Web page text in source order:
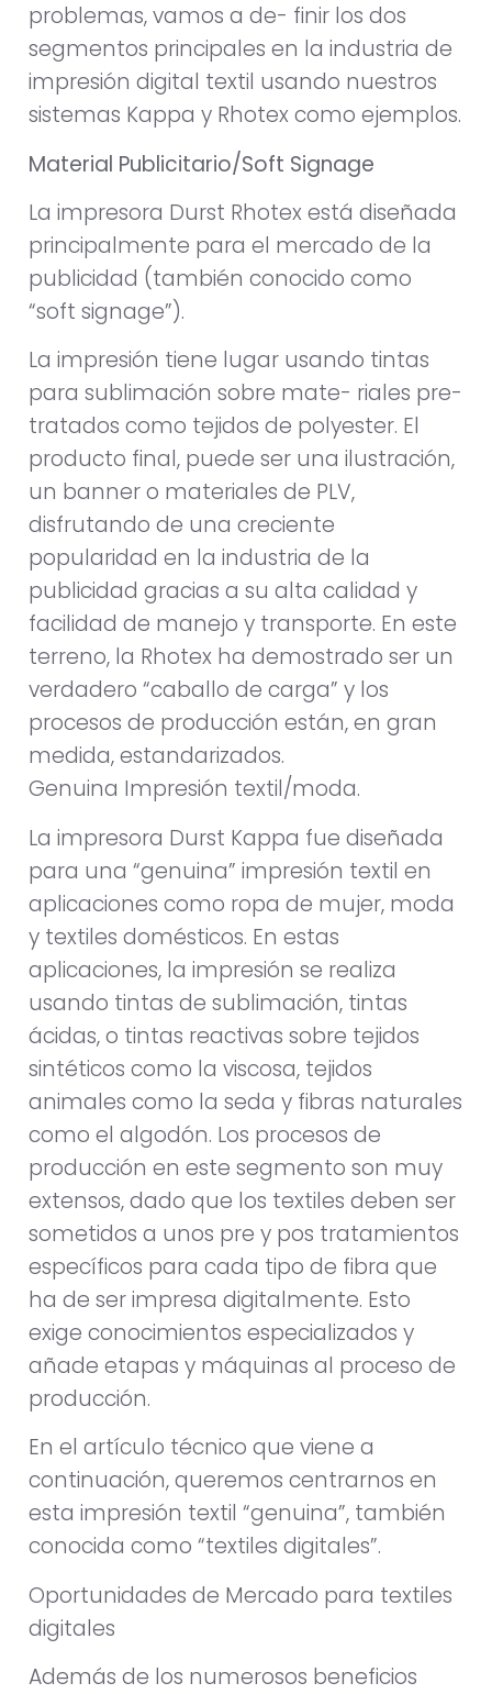
problemas, vamos a de- finir los dos
segmentos principales en la industria de
impresión digital textil usando nuestros
sistemas Kappa y Rhotex como ejemplos.
Material Publicitario/Soft Signage
La impresora Durst Rhotex está diseñada
principalmente para el mercado de la
publicidad (también conocido como
“soft signage”).
La impresión tiene lugar usando tintas
para sublimación sobre mate- riales pre-
tratados como tejidos de polyester. El
producto final, puede ser una ilustración,
un banner o materiales de PLV,
disfrutando de una creciente
popularidad en la industria de la
publicidad gracias a su alta calidad y
facilidad de manejo y transporte. En este
terreno, la Rhotex ha demostrado ser un
verdadero “caballo de carga” y los
procesos de producción están, en gran
medida, estandarizados.
Genuina Impresión textil/moda.
La impresora Durst Kappa fue diseñada
para una “genuina” impresión textil en
aplicaciones como ropa de mujer, moda
y textiles domésticos. En estas
aplicaciones, la impresión se realiza
usando tintas de sublimación, tintas
ácidas, o tintas reactivas sobre tejidos
sintéticos como la viscosa, tejidos
animales como la seda y fibras naturales
como el algodón. Los procesos de
producción en este segmento son muy
extensos, dado que los textiles deben ser
sometidos a unos pre y pos tratamientos
específicos para cada tipo de fibra que
ha de ser impresa digitalmente. Esto
exige conocimientos especializados y
añade etapas y máquinas al proceso de
producción.
En el artículo técnico que viene a
continuación, queremos centrarnos en
esta impresión textil “genuina”, también
conocida como “textiles digitales”.
Oportunidades de Mercado para textiles
digitales
Además de los numerosos beneficios